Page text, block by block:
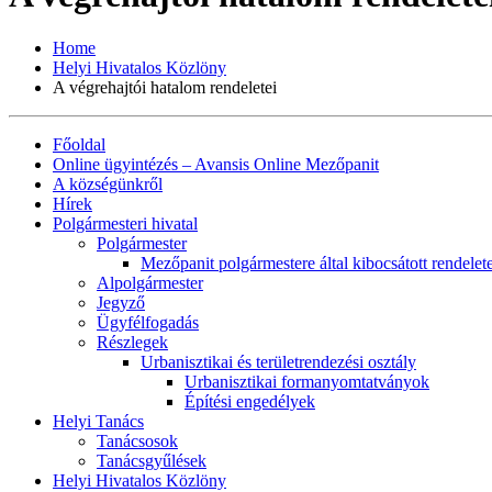
Home
Helyi Hivatalos Közlöny
A végrehajtói hatalom rendeletei
Főoldal
Online ügyintézés – Avansis Online Mezőpanit
A községünkről
Hírek
Polgármesteri hivatal
Polgármester
Mezőpanit polgármestere által kibocsátott
Alpolgármester
Jegyző
Ügyfélfogadás
Részlegek
Urbanisztikai és területrendezési osztály
Urbanisztikai formanyomtatványok
Építési engedélyek
Helyi Tanács
Tanácsosok
Tanácsgyűlések
Helyi Hivatalos Közlöny